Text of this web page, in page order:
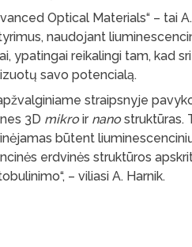
Optical Materials“ – tai
naudojant
ypatingai reikalingi tam, kad
savo potencialą.
straipsnyje
3D mikroir nanostruktūras.
būtent
erdvinės struktūros
– viliasi A. Harnik.